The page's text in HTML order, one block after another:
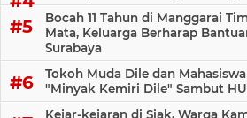
Bocah 11 Tahun di Manggarai
Mata, Keluarga Berharap
Surabaya
Tokoh Muda Dile dan
"Minyak Kemiri Dile" Sambut
Kejar-kejaran di Siak, Warga